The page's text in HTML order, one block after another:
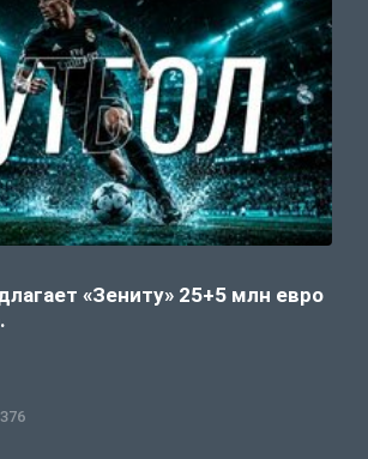
«Зениту» 25+5 млн евро
376